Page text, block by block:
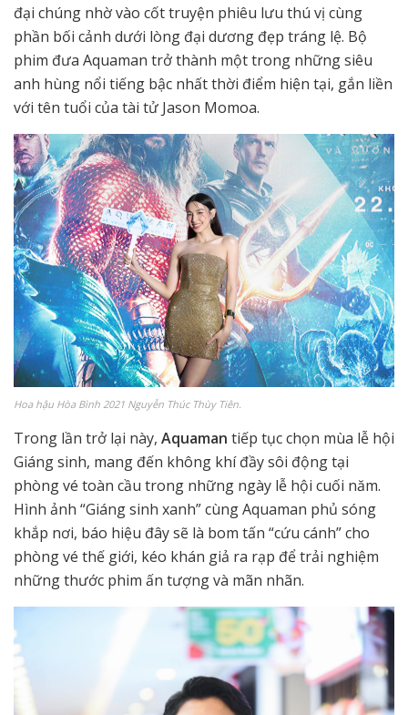
đại chúng nhờ vào cốt truyện phiêu lưu thú vị cùng
phần bối cảnh dưới lòng đại dương đẹp tráng lệ. Bộ
phim đưa Aquaman trở thành một trong những siêu
anh hùng nổi tiếng bậc nhất thời điểm hiện tại, gắn liền
với tên tuổi của tài tử Jason Momoa.
Hoa hậu Hòa Bình 2021 Nguyễn Thúc Thùy Tiên.
Trong lần trở lại này, Aquaman tiếp tục chọn mùa lễ hội
Giáng sinh, mang đến không khí đầy sôi động tại
phòng vé toàn cầu trong những ngày lễ hội cuối năm.
Hình ảnh “Giáng sinh xanh” cùng Aquaman phủ sóng
khắp nơi, báo hiệu đây sẽ là bom tấn “cứu cánh” cho
phòng vé thế giới, kéo khán giả ra rạp để trải nghiệm
những thước phim ấn tượng và mãn nhãn.